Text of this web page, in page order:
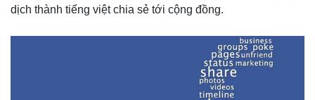
dịch thành tiếng việt chia sẻ tới cộng đồng.